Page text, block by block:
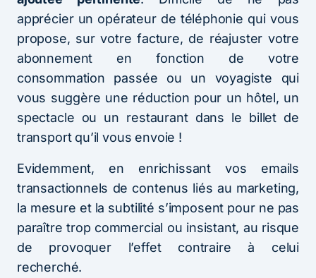
apprécier un opérateur de téléphonie qui vous
propose, sur votre facture, de réajuster votre
abonnement en fonction de votre
consommation passée ou un voyagiste qui
vous suggère une réduction pour un hôtel, un
spectacle ou un restaurant dans le billet de
transport qu’il vous envoie !
Evidemment, en enrichissant vos emails
transactionnels de contenus liés au marketing,
la mesure et la subtilité s’imposent pour ne pas
paraître trop commercial ou insistant, au risque
de provoquer l’effet contraire à celui
recherché.